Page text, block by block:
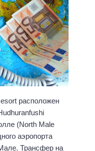
расположен
(North Male
аэропорта
Трансфер на